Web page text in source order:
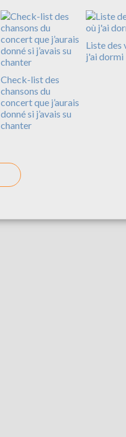
Check-list des
chansons du
concert que j’aurais
donné si j’avais su
chanter
Liste des
j'ai dormi